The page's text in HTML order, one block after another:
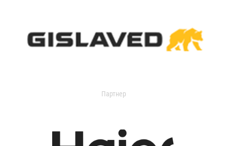
Партнер